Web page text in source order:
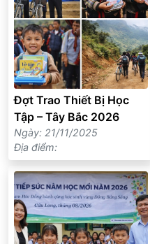
Đợt Trao Thiết Bị Học
Tập – Tây Bắc 2026
Ngày: 21/11/2025
Địa điểm: